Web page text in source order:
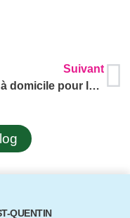
Suivant
Aide à domicile pour les personnes âgées ou handicapées
QUENTIN